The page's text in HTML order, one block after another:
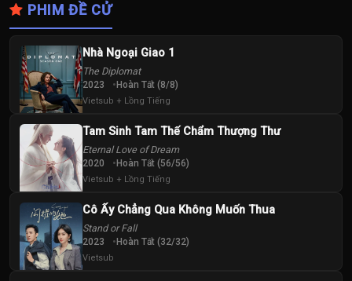
PHIM ĐỀ CỬ
Nhà Ngoại Giao 1
The Diplomat
2023 Hoàn Tất (8/8)
Vietsub + Lồng Tiếng
Tam Sinh Tam Thế Chẩm Thượng Thư
Eternal Love of Dream
2020 Hoàn Tất (56/56)
Vietsub + Lồng Tiếng
Cô Ấy Chẳng Qua Không Muốn Thua
Stand or Fall
2023 Hoàn Tất (32/32)
Vietsub